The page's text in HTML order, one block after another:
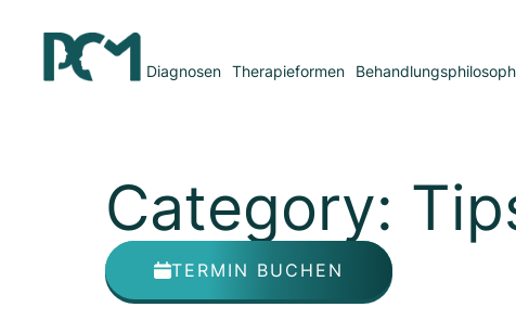
Diagnosen Therapieformen
Category:
TERMIN BUCHEN